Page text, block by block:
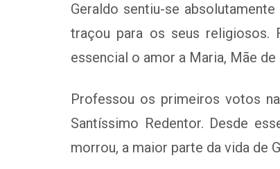
Geraldo sentiu-se
traçou para os seus religiosos.
essencial o amor a Maria, Mãe de
Professou os primeiros votos
Santíssimo Redentor. Desde
morrou, a maior parte da vida de